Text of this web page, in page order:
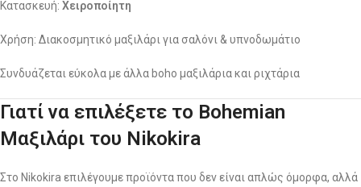
Κατασκευή: Χειροποίητη
Χρήση: Διακοσμητικό μαξιλάρι για σαλόνι & υπνοδωμάτιο
Συνδυάζεται εύκολα με άλλα boho μαξιλάρια και ριχτάρια
Γιατί να επιλέξετε το Bohemian
Μαξιλάρι του Nikokira
Στο Nikokira επιλέγουμε προϊόντα που δεν είναι απλώς όμορφα, αλλά